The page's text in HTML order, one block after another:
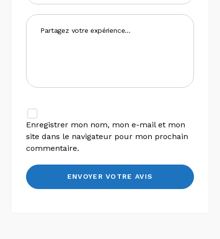
Enregistrer mon nom, mon e-mail et mon
site dans le navigateur pour mon prochain
commentaire.